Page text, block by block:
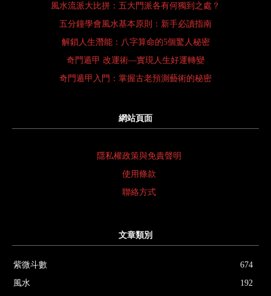
風水流派大比拼：五大門派各有何獨到之處？
五分鐘學會風水基本原則：新手必讀指南
解鎖人生潛能：八字算命的5個驚人秘密
奇門遁甲 改運術—實現人生好運轉變
奇門遁甲入門：掌握古老預測藝術的秘密
網站頁面
隱私權政策與免責聲明
使用條款
聯絡方式
文章類別
紫微斗數
674
風水
192